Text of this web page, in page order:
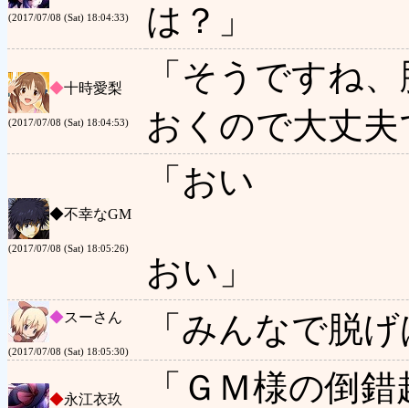
(2017/07/08 (Sat) 18:04:33)
は？」
◆十時愛梨
(2017/07/08 (Sat) 18:04:53)
「そうですね
おくので大丈
◆不幸なGM
(2017/07/08 (Sat) 18:05:26)
「おい
おい」
◆スーさん
(2017/07/08 (Sat) 18:05:30)
「みんなで脱
◆永江衣玖
「ＧＭ様の倒